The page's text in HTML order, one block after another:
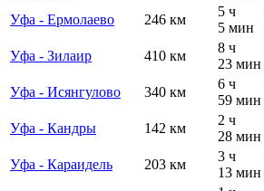
Уфа - Ермолаево
246 км
5 ч
5 мин
Уфа - Зилаир
410 км
8 ч
23 мин
Уфа - Исянгулово
340 км
6 ч
59 мин
Уфа - Кандры
142 км
2 ч
28 мин
Уфа - Караидель
203 км
3 ч
13 мин